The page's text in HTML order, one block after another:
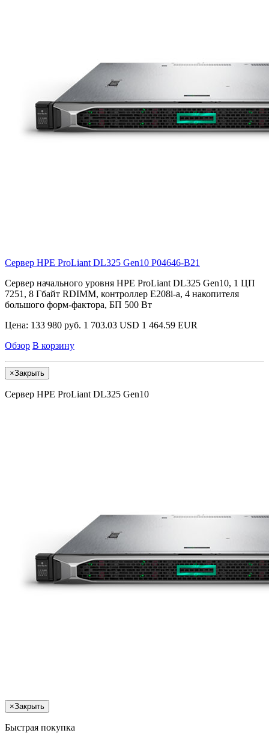
Сервер HPE ProLiant DL325 Gen10 P04646-B21
Сервер начального уровня HPE ProLiant DL325 Gen10, 1 ЦП
7251, 8 Гбайт RDIMM, контроллер E208i-a, 4 накопителя
большого форм-фактора, БП 500 Вт
Цена: 133 980 руб. 1 703.03 USD 1 464.59 EUR
Обзор В корзину
×Закрыть
Сервер HPE ProLiant DL325 Gen10
×Закрыть
Быстрая покупка